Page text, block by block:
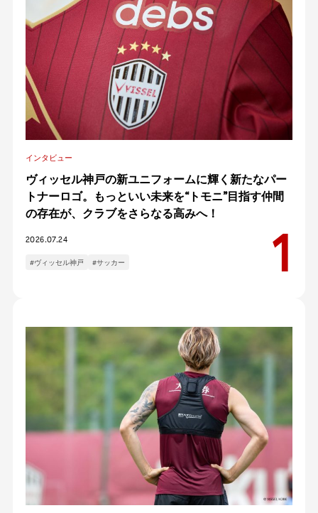
インタビュー
ヴィッセル神戸の新ユニフォームに輝く新たなパー
トナーロゴ。もっといい未来を“トモニ”目指す仲間
の存在が、クラブをさらなる高みへ！
2026.07.24
#ヴィッセル神戸 #サッカー